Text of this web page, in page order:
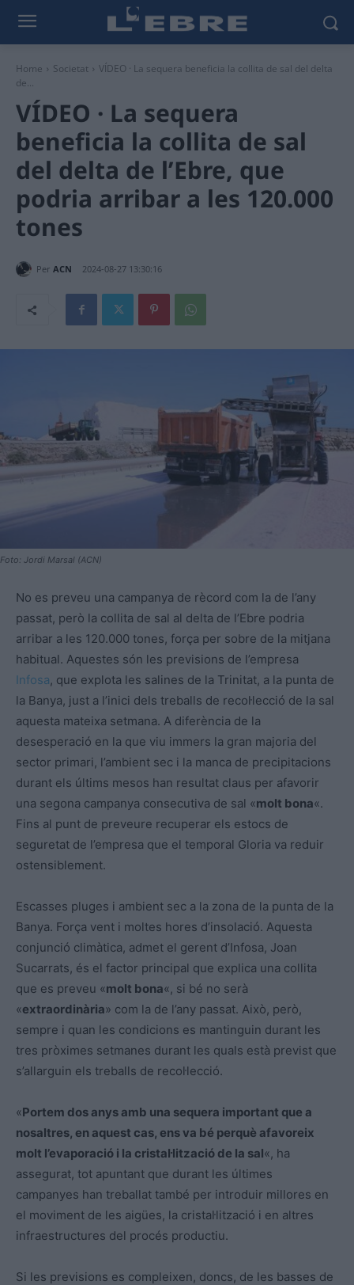
Home Societat
VÍDEO · La sequera beneficia la collita de sal del delta
de...
VÍDEO · La sequera
beneficia la collita de sal
del delta de l’Ebre, que
podria arribar a les 120.000
tones
Per ACN 2024-08-27 13:30:16
Foto: Jordi Marsal (ACN)
No es preveu una campanya de rècord com la de l’any
passat, però la collita de sal al delta de l’Ebre podria
arribar a les 120.000 tones, força per sobre de la mitjana
habitual. Aquestes són les previsions de l’empresa
Infosa, que explota les salines de la Trinitat, a la punta de
la Banya, just a l’inici dels treballs de recol·lecció de la sal
aquesta mateixa setmana. A diferència de la
desesperació en la que viu immers la gran majoria del
sector primari, l’ambient sec i la manca de precipitacions
durant els últims mesos han resultat claus per afavorir
una segona campanya consecutiva de sal «molt bona«.
Fins al punt de preveure recuperar els estocs de
seguretat de l’empresa que el temporal Gloria va reduir
ostensiblement.
Escasses pluges i ambient sec a la zona de la punta de la
Banya. Força vent i moltes hores d’insolació. Aquesta
conjunció climàtica, admet el gerent d’Infosa, Joan
Sucarrats, és el factor principal que explica una collita
que es preveu «molt bona«, si bé no serà
«extraordinària» com la de l’any passat. Això, però,
sempre i quan les condicions es mantinguin durant les
tres pròximes setmanes durant les quals està previst que
s’allarguin els treballs de recol·lecció.
«Portem dos anys amb una sequera important que a
nosaltres, en aquest cas, ens va bé perquè afavoreix
molt l’evaporació i la cristal·lització de la sal«, ha
assegurat, tot apuntant que durant les últimes
campanyes han treballat també per introduir millores en
el moviment de les aigües, la cristal·lització i en altres
infraestructures del procés productiu.
Si les previsions es compleixen, doncs, de les basses de